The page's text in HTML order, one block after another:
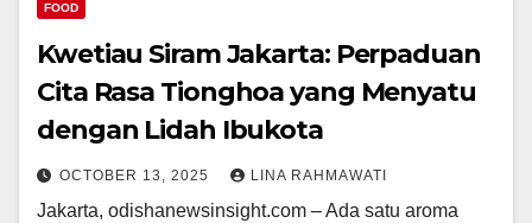
FOOD
Kwetiau Siram Jakarta: Perpaduan
Cita Rasa Tionghoa yang Menyatu
dengan Lidah Ibukota
OCTOBER 13, 2025 LINA RAHMAWATI
Jakarta, odishanewsinsight.com – Ada satu aroma